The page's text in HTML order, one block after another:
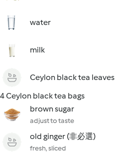
water
milk
Ceylon black tea leaves
4 Ceylon black tea bags
brown sugar
adjust to taste
old ginger (非必選)
fresh, sliced